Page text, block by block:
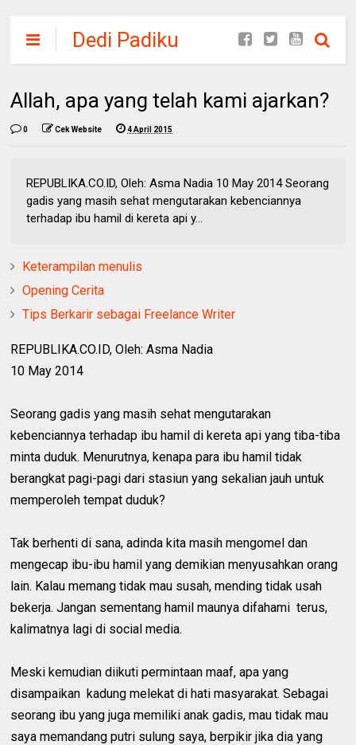
Dedi Padiku
Allah, apa yang telah kami ajarkan?
0 Cek Website 4 April 2015
REPUBLIKA.CO.ID, Oleh: Asma Nadia 10 May 2014 Seorang
gadis yang masih sehat mengutarakan kebenciannya
terhadap ibu hamil di kereta api y...
Keterampilan menulis
Opening Cerita
Tips Berkarir sebagai Freelance Writer
REPUBLIKA.CO.ID, Oleh: Asma Nadia
10 May 2014
Seorang gadis yang masih sehat mengutarakan
kebenciannya terhadap ibu hamil di kereta api yang tiba-tiba
minta duduk. Menurutnya, kenapa para ibu hamil tidak
berangkat pagi-pagi dari stasiun yang sekalian jauh untuk
memperoleh tempat duduk?
Tak berhenti di sana, adinda kita masih mengomel dan
mengecap ibu-ibu hamil yang demikian menyusahkan orang
lain. Kalau memang tidak mau susah, mending tidak usah
bekerja. Jangan sementang hamil maunya difahami terus,
kalimatnya lagi di social media.
Meski kemudian diikuti permintaan maaf, apa yang
disampaikan kadung melekat di hati masyarakat. Sebagai
seorang ibu yang juga memiliki anak gadis, mau tidak mau
saya memandang putri sulung saya, berpikir jika dia yang